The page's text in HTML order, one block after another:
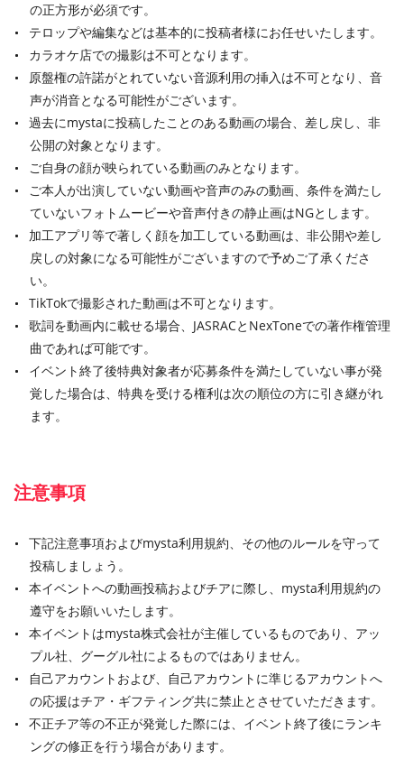
の正方形が必須です。
テロップや編集などは基本的に投稿者様にお任せいたします。
カラオケ店での撮影は不可となります。
原盤権の許諾がとれていない音源利用の挿入は不可となり、音
声が消音となる可能性がございます。
過去にmystaに投稿したことのある動画の場合、差し戻し、非
公開の対象となります。
ご自身の顔が映られている動画のみとなります。
ご本人が出演していない動画や音声のみの動画、条件を満たし
ていないフォトムービーや音声付きの静止画はNGとします。
加工アプリ等で著しく顔を加工している動画は、非公開や差し
戻しの対象になる可能性がございますので予めご了承くださ
い。
TikTokで撮影された動画は不可となります。
歌詞を動画内に載せる場合、JASRACとNexToneでの著作権管理
曲であれば可能です。
イベント終了後特典対象者が応募条件を満たしていない事が発
覚した場合は、特典を受ける権利は次の順位の方に引き継がれ
ます。
注意事項
下記注意事項およびmysta利用規約、その他のルールを守って
投稿しましょう。
本イベントへの動画投稿およびチアに際し、mysta利用規約の
遵守をお願いいたします。
本イベントはmysta株式会社が主催しているものであり、アッ
プル社、グーグル社によるものではありません。
自己アカウントおよび、自己アカウントに準じるアカウントへ
の応援はチア・ギフティング共に禁止とさせていただきます。
不正チア等の不正が発覚した際には、イベント終了後にランキ
ングの修正を行う場合があります。